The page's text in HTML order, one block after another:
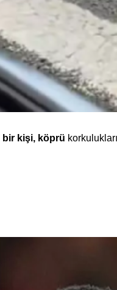
bir kişi, köprü